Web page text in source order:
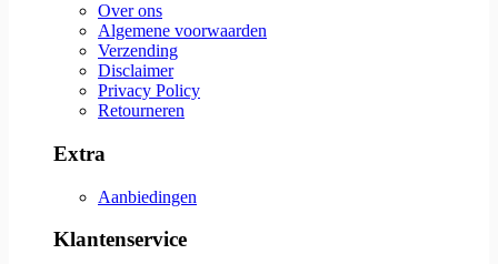
Over ons
Algemene voorwaarden
Verzending
Disclaimer
Privacy Policy
Retourneren
Extra
Aanbiedingen
Klantenservice